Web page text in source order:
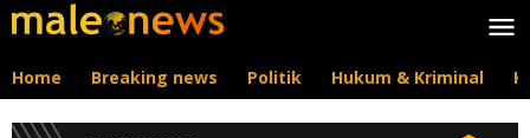
Lewati
ke
Home Breaking news Politik Hukum & Kriminal